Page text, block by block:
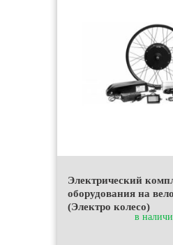
Электрический
оборудования на
(Электро колесо)
в